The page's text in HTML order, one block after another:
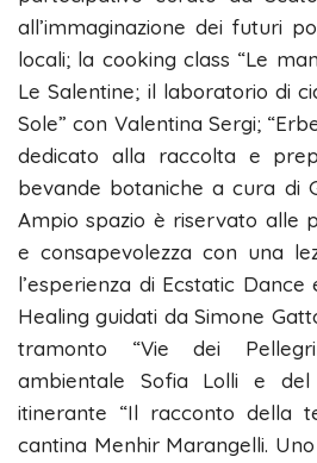
all’immaginazione dei futuri
locali; la cooking class “Le
Le Salentine; il laboratorio di
Sole” con Valentina Sergi;
dedicato alla raccolta e
bevande botaniche a cura di
Ampio spazio è riservato alle
e consapevolezza con una
l’esperienza di Ecstatic Dance
Healing guidati da Simone
tramonto “Vie dei
ambientale Sofia Lolli e del
itinerante “Il racconto della
cantina Menhir Marangelli.